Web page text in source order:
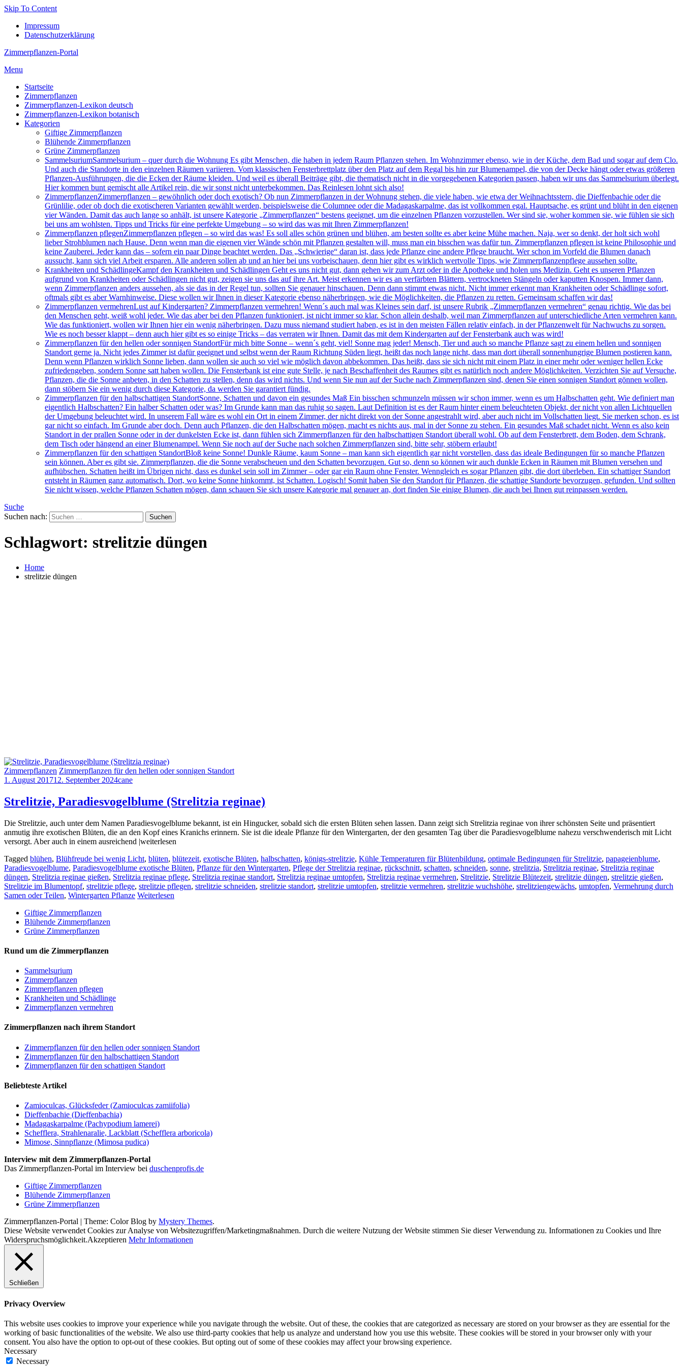
Skip To Content
Impressum
Datenschutzerklärung
Zimmerpflanzen-Portal
Menu
Startseite
Zimmerpflanzen
Zimmerpflanzen-Lexikon deutsch
Zimmerpflanzen-Lexikon botanisch
Kategorien
Giftige Zimmerpflanzen
Blühende Zimmerpflanzen
Grüne Zimmerpflanzen
Sam­mel­su­ri­umSammelsurium – quer durch die Wohnung Es gibt Menschen, die haben in jedem Raum Pflanzen stehen. Im Wohnzimmer ebenso, wie in der Küche, dem Bad und sogar auf dem Clo.
Und auch die Standorte in den einzelnen Räumen variieren. Vom klassischen Fensterbrettplatz über den Platz auf dem Regal bis hin zur Blumenampel, die von der Decke hängt oder etwas größeren
Pflanzen-Ausführungen, die die Ecken der Räume kleiden. Und weil es überall Beiträge gibt, die thematisch nicht in die vorgegebenen Kategorien passen, haben wir uns das Sammelsurium überlegt.
Hier kommen bunt gemischt alle Artikel rein, die wir sonst nicht unterbekommen. Das Reinlesen lohnt sich also!
ZimmerpflanzenZimmerpflanzen – gewöhnlich oder doch exotisch? Ob nun Zimmerpflanzen in der Wohnung stehen, die viele haben, wie etwa der Weihnachtsstern, die Dieffenbachie oder die
Grünlilie, oder ob doch die exotischeren Varianten gewählt werden, beispielsweise die Columnee oder die Madagaskarpalme, das ist vollkommen egal. Hauptsache, es grünt und blüht in den eigenen
vier Wänden. Damit das auch lange so anhält, ist unsere Kategorie „Zimmerpflanzen“ bestens geeignet, um die einzelnen Pflanzen vorzustellen. Wer sind sie, woher kommen sie, wie fühlen sie sich
bei uns am wohlsten. Tipps und Tricks für eine perfekte Umgebung – so wird das was mit Ihren Zimmerpflanzen!
Zimmerpflanzen pflegenZimmerpflanzen pflegen – so wird das was! Es soll alles schön grünen und blühen, am besten sollte es aber keine Mühe machen. Naja, wer so denkt, der holt sich wohl
lieber Strohblumen nach Hause. Denn wenn man die eigenen vier Wände schön mit Pflanzen gestalten will, muss man ein bisschen was dafür tun. Zimmerpflanzen pflegen ist keine Philosophie und
keine Zauberei. Jeder kann das – sofern ein paar Dinge beachtet werden. Das „Schwierige“ daran ist, dass jede Pflanze eine andere Pflege braucht. Wer schon im Vorfeld die Blumen danach
aussucht, kann sich viel Arbeit ersparen. Alle anderen sollen ab und an hier bei uns vorbeischauen, denn hier gibt es wirklich wertvolle Tipps, wie Zimmerpflanzenpflege aussehen sollte.
Krankheiten und SchädlingeKampf den Krankheiten und Schädlingen Geht es uns nicht gut, dann gehen wir zum Arzt oder in die Apotheke und holen uns Medizin. Geht es unseren Pflanzen
aufgrund von Krankheiten oder Schädlingen nicht gut, zeigen sie uns das auf ihre Art. Meist erkennen wir es an verfärbten Blättern, vertrockneten Stängeln oder kaputten Knospen. Immer dann,
wenn Zimmerpflanzen anders aussehen, als sie das in der Regel tun, sollten Sie genauer hinschauen. Denn dann stimmt etwas nicht. Nicht immer erkennt man Krankheiten oder Schädlinge sofort,
oftmals gibt es aber Warnhinweise. Diese wollen wir Ihnen in dieser Kategorie ebenso näherbringen, wie die Möglichkeiten, die Pflanzen zu retten. Gemeinsam schaffen wir das!
Zimmerpflanzen vermehrenLust auf Kindergarten? Zimmerpflanzen vermehren! Wenn´s auch mal was Kleines sein darf, ist unsere Rubrik „Zimmerpflanzen vermehren“ genau richtig. Wie das bei
den Menschen geht, weiß wohl jeder. Wie das aber bei den Pflanzen funktioniert, ist nicht immer so klar. Schon allein deshalb, weil man Zimmerpflanzen auf unterschiedliche Arten vermehren kann.
Wie das funktioniert, wollen wir Ihnen hier ein wenig näherbringen. Dazu muss niemand studiert haben, es ist in den meisten Fällen relativ einfach, in der Pflanzenwelt für Nachwuchs zu sorgen.
Wie es noch besser klappt – denn auch hier gibt es so einige Tricks – das verraten wir Ihnen. Damit das mit dem Kindergarten auf der Fensterbank auch was wird!
Zimmerpflanzen für den hellen oder sonnigen StandortFür mich bitte Sonne – wenn´s geht, viel! Sonne mag jeder! Mensch, Tier und auch so manche Pflanze sagt zu einem hellen und sonnigen
Standort gerne ja. Nicht jedes Zimmer ist dafür geeignet und selbst wenn der Raum Richtung Süden liegt, heißt das noch lange nicht, dass man dort überall sonnenhungrige Blumen postieren kann.
Denn wenn Pflanzen wirklich Sonne lieben, dann wollen sie auch so viel wie möglich davon abbekommen. Das heißt, dass sie sich nicht mit einem Platz in einer mehr oder weniger hellen Ecke
zufriedengeben, sondern Sonne satt haben wollen. Die Fensterbank ist eine gute Stelle, je nach Beschaffenheit des Raumes gibt es natürlich noch andere Möglichkeiten. Verzichten Sie auf Versuche,
Pflanzen, die die Sonne anbeten, in den Schatten zu stellen, denn das wird nichts. Und wenn Sie nun auf der Suche nach Zimmerpflanzen sind, denen Sie einen sonnigen Standort gönnen wollen,
dann stöbern Sie ein wenig durch diese Kategorie, da werden Sie garantiert fündig.
Zimmerpflanzen für den halbschattigen StandortSonne, Schatten und davon ein gesundes Maß Ein bisschen schmunzeln müssen wir schon immer, wenn es um Halbschatten geht. Wie definiert man
eigentlich Halbschatten? Ein halber Schatten oder was? Im Grunde kann man das ruhig so sagen. Laut Definition ist es der Raum hinter einem beleuchteten Objekt, der nicht von allen Lichtquellen
der Umgebung beleuchtet wird. In unserem Fall wäre es wohl ein Ort in einem Zimmer, der nicht direkt von der Sonne angestrahlt wird, aber auch nicht im Vollschatten liegt. Sie merken schon, es ist
gar nicht so einfach. Im Grunde aber doch. Denn auch Pflanzen, die den Halbschatten mögen, macht es nichts aus, mal in der Sonne zu stehen. Ein gesundes Maß schadet nicht. Wenn es also kein
Standort in der prallen Sonne oder in der dunkelsten Ecke ist, dann fühlen sich Zimmerpflanzen für den halbschattigen Standort überall wohl. Ob auf dem Fensterbrett, dem Boden, dem Schrank,
dem Tisch oder hängend an einer Blumenampel. Wenn Sie noch auf der Suche nach solchen Zimmerpflanzen sind, bitte sehr, stöbern erlaubt!
Zimmerpflanzen für den schattigen StandortBloß keine Sonne! Dunkle Räume, kaum Sonne – man kann sich eigentlich gar nicht vorstellen, dass das ideale Bedingungen für so manche Pflanzen
sein können. Aber es gibt sie. Zimmerpflanzen, die die Sonne verabscheuen und den Schatten bevorzugen. Gut so, denn so können wir auch dunkle Ecken in Räumen mit Blumen versehen und
aufhübschen. Schatten heißt im Übrigen nicht, dass es dunkel sein soll im Zimmer – oder gar ein Raum ohne Fenster. Wenngleich es sogar Pflanzen gibt, die dort überleben. Ein schattiger Standort
entsteht in Räumen ganz automatisch. Dort, wo keine Sonne hinkommt, ist Schatten. Logisch! Somit haben Sie den Standort für Pflanzen, die schattige Standorte bevorzugen, gefunden. Und sollten
Sie nicht wissen, welche Pflanzen Schatten mögen, dann schauen Sie sich unsere Kategorie mal genauer an, dort finden Sie einige Blumen, die auch bei Ihnen gut reinpassen werden.
Suche
Suchen nach:
Schlagwort: strelitzie düngen
Home
strelitzie düngen
Zimmerpflanzen Zimmerpflanzen für den hellen oder sonnigen Standort
1. August 201712. September 2024cane
Strelitzie, Paradiesvogelblume (Strelitzia reginae)
Die Strelitzie, auch unter dem Namen Paradiesvogelblume bekannt, ist ein Hingucker, sobald sich die ersten Blüten sehen lassen. Dann zeigt sich Strelitzia reginae von ihrer schönsten Seite und präsentiert
anmutig ihre exotischen Blüten, die an den Kopf eines Kranichs erinnern. Sie ist die ideale Pflanze für den Wintergarten, der den gesamten Tag über die Paradiesvogelblume nahezu verschwenderisch mit Licht
versorgt. Aber auch in einem ausreichend |weiterlesen
Tagged blühen, Blühfreude bei wenig Licht, blüten, blütezeit, exotische Blüten, halbschatten, königs-strelitzie, Kühle Temperaturen für Blütenbildung, optimale Bedingungen für Strelitzie, papageienblume,
Paradiesvogelblume, Paradiesvogelblume exotische Blüten, Pflanze für den Wintergarten, Pflege der Strelitzia reginae, rückschnitt, schatten, schneiden, sonne, strelitzia, Strelitzia reginae, Strelitzia reginae
düngen, Strelitzia reginae gießen, Strelitzia reginae pflege, Strelitzia reginae standort, Strelitzia reginae umtopfen, Strelitzia reginae vermehren, Strelitzie, Strelitzie Blütezeit, strelitzie düngen, strelitzie gießen,
Strelitzie im Blumentopf, strelitzie pflege, strelitzie pflegen, strelitzie schneiden, strelitzie standort, strelitzie umtopfen, strelitzie vermehren, strelitzie wuchshöhe, strelitziengewächs, umtopfen, Vermehrung durch
Samen oder Teilen, Wintergarten Pflanze Weiterlesen
Giftige Zimmerpflanzen
Blühende Zimmerpflanzen
Grüne Zimmerpflanzen
Rund um die Zimmerpflanzen
Sam­mel­su­ri­um
Zimmerpflanzen
Zimmerpflanzen pflegen
Krankheiten und Schädlinge
Zimmerpflanzen vermehren
Zimmerpflanzen nach ihrem Standort
Zimmerpflanzen für den hellen oder sonnigen Standort
Zimmerpflanzen für den halbschattigen Standort
Zimmerpflanzen für den schattigen Standort
Beliebteste Artikel
Zamioculcas, Glücksfeder (Zamioculcas zamiifolia)
Dieffenbachie (Dieffenbachia)
Madagaskarpalme (Pachypodium lamerei)
Schefflera, Strahlenaralie, Lackblatt (Schefflera arboricola)
Mimose, Sinnpflanze (Mimosa pudica)
Interview mit dem Zimmerpflanzen-Portal
Das Zimmerpflanzen-Portal im Interview bei duschenprofis.de
Giftige Zimmerpflanzen
Blühende Zimmerpflanzen
Grüne Zimmerpflanzen
Zimmerpflanzen-Portal | Theme: Color Blog by Mystery Themes.
Diese Website verwendet Cookies zur Analyse von Websitezugriffen/Marketingmaßnahmen. Durch die weitere Nutzung der Website stimmen Sie dieser Verwendung zu. Informationen zu Cookies und Ihre
Widerspruchsmöglichkeit.Akzeptieren Mehr Informationen
Schließen
Privacy Overview
This website uses cookies to improve your experience while you navigate through the website. Out of these, the cookies that are categorized as necessary are stored on your browser as they are essential for the
working of basic functionalities of the website. We also use third-party cookies that help us analyze and understand how you use this website. These cookies will be stored in your browser only with your
consent. You also have the option to opt-out of these cookies. But opting out of some of these cookies may affect your browsing experience.
Necessary
Necessary